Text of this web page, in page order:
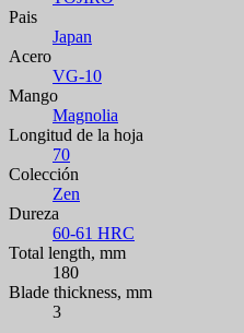
Pais
Japan
Acero
VG-10
Mango
Magnolia
Longitud de la hoja
70
Colección
Zen
Dureza
60-61 HRC
Total length, mm
180
Blade thickness, mm
3